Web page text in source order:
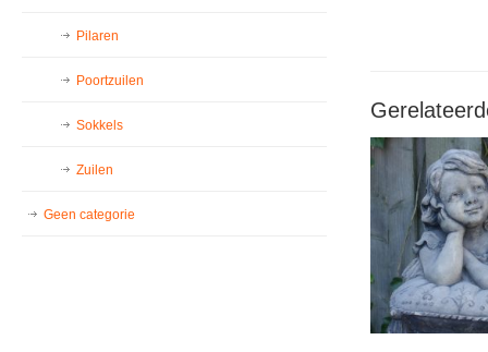
Pilaren
Poortzuilen
Sokkels
Zuilen
Geen categorie